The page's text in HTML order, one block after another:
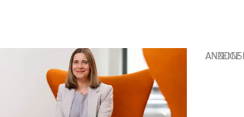
ANZEIGE